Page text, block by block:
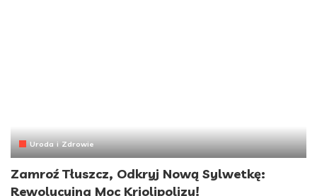
Uroda i Zdrowie
Zamroź Tłuszcz, Odkryj Nową Sylwetkę:
Rewolucyjna Moc Kriolipolizy!